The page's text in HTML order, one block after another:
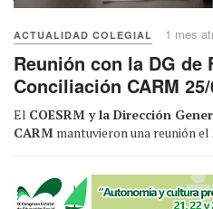
ACTUALIDAD COLEGIAL 1 mes
Reunión con la DG
Conciliación CARM
El COESRM y la Dirección
CARM mantuvieron una reunión el